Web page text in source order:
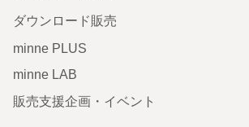
ダウンロード販売
minne PLUS
minne LAB
販売支援企画・イベント